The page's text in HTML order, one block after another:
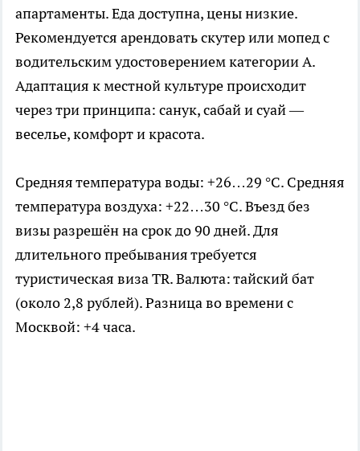
апартаменты. Еда доступна, цены низкие.
Рекомендуется арендовать скутер или мопед с
водительским удостоверением категории А.
Адаптация к местной культуре происходит
через три принципа: санук, сабай и суай —
веселье, комфорт и красота.
Средняя температура воды: +26…29 °C. Средняя
температура воздуха: +22…30 °C. Въезд без
визы разрешён на срок до 90 дней. Для
длительного пребывания требуется
туристическая виза TR. Валюта: тайский бат
(около 2,8 рублей). Разница во времени с
Москвой: +4 часа.